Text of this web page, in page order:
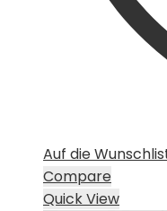
Auf die
Compare
Quick View